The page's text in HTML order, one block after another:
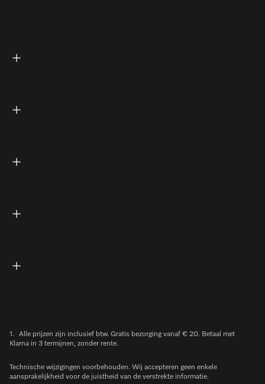
1.
Alle prijzen zijn inclusief btw. Gratis bezorging vanaf € 20. Betaal met
Klarna in 3 termijnen, zonder rente.
Technische wijzigingen voorbehouden. Wij accepteren geen enkele
aansprakelijkheid voor de juistheid van de verstrekte informatie.